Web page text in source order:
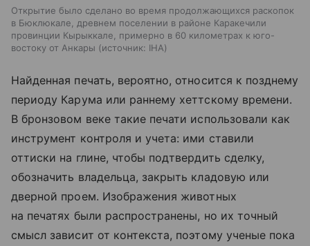
Открытие было сделано во время продолжающихся раскопок
в Бюклюкале, древнем поселении в районе Каракечили
провинции Кырыккале, примерно в 60 километрах к юго-
востоку от Анкары
источник: IHA
Найденная печать, вероятно, относится к позднему
периоду Карума или раннему хеттскому времени.
В бронзовом веке такие печати использовали как
инструмент контроля и учета: ими ставили
оттиски на глине, чтобы подтвердить сделку,
обозначить владельца, закрыть кладовую или
дверной проем. Изображения животных
на печатях были распространены, но их точный
смысл зависит от контекста, поэтому ученые пока